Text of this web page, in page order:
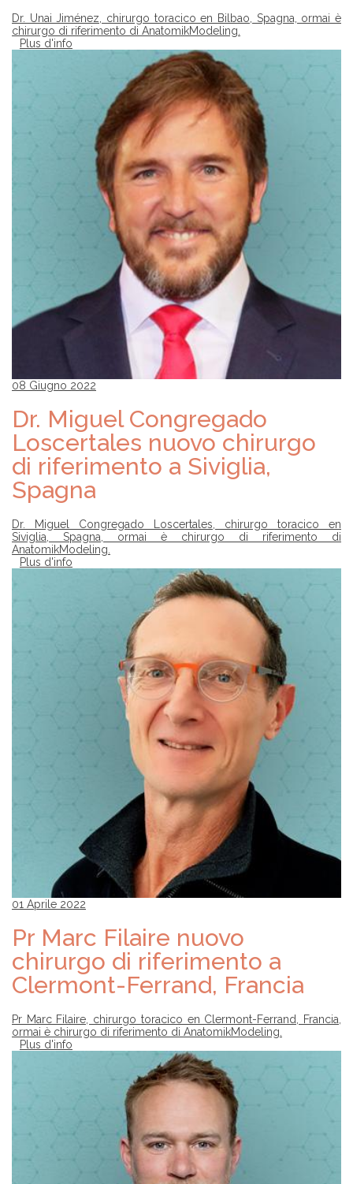
Dr. Unai Jiménez, chirurgo toracico en Bilbao, Spagna, ormai è
chirurgo di riferimento di AnatomikModeling.
Plus d'info
08 Giugno 2022
Dr. Miguel Congregado
Loscertales nuovo chirurgo
di riferimento a Siviglia,
Spagna
Dr. Miguel Congregado Loscertales, chirurgo toracico en
Siviglia, Spagna, ormai è chirurgo di riferimento di
AnatomikModeling.
Plus d'info
01 Aprile 2022
Pr Marc Filaire nuovo
chirurgo di riferimento a
Clermont-Ferrand, Francia
Pr Marc Filaire, chirurgo toracico en Clermont-Ferrand, Francia,
ormai è chirurgo di riferimento di AnatomikModeling.
Plus d'info